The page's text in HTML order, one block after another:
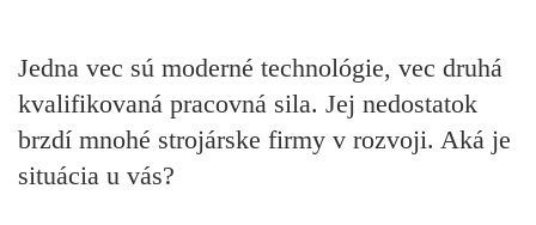
Jedna vec sú moderné technológie, vec druhá
kvalifikovaná pracovná sila. Jej nedostatok
brzdí mnohé strojárske firmy v rozvoji. Aká je
situácia u vás?